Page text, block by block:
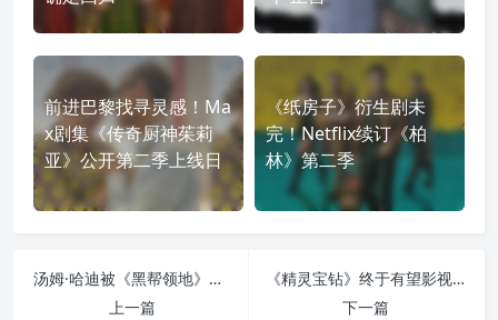
前进巴黎找寻灵感！Ma
x剧集《传奇厨神茱莉
亚》公开第二季上线日
《纸房子》衍生剧未
完！Netflix续订《柏
林》第二季
汤姆·哈迪被《黑帮领地》开除：迟到、改剧本、嫌戏份少，最终闹到不回归第三季
上一篇
《精灵宝钻》终于有望影视化？彼得·杰克逊称托尔金后人愿意谈了
下一篇